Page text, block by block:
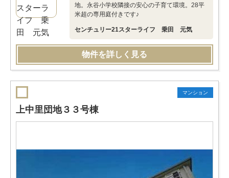
地。永谷小学校隣接の安心の子育て環境。28平
米超の専用庭付きです♪
センチュリー21スターライフ 乗田 元気
物件を詳しく見る
マンション
上中里団地３３号棟